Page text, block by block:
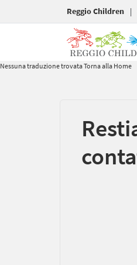
Reggio Children |
Nessuna traduzione trovataTorna alla Home